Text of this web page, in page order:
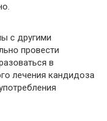
с другими
провести
в
лечения кандидоза